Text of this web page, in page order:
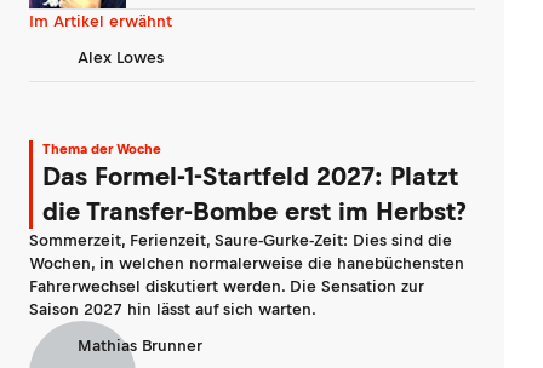
Whistleblower
Im Artikel erwähnt
Alex Lowes
Thema der Woche
Das Formel-1-Startfeld 2027: Platzt
die Transfer-Bombe erst im Herbst?
Sommerzeit, Ferienzeit, Saure-Gurke-Zeit: Dies sind die
Wochen, in welchen normalerweise die hanebüchensten
Fahrerwechsel diskutiert werden. Die Sensation zur
Saison 2027 hin lässt auf sich warten.
Mathias Brunner